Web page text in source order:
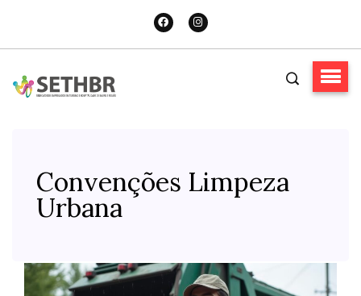
Convenções Limpeza
Urbana